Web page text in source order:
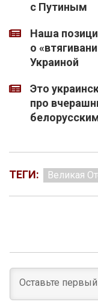
с Путиным
Наша
о
Украиной
Это
про
ТЕГИ: Великая